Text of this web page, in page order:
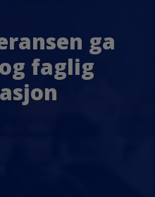
ga
faglig